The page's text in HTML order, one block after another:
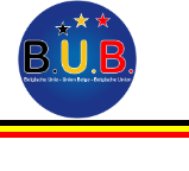
content